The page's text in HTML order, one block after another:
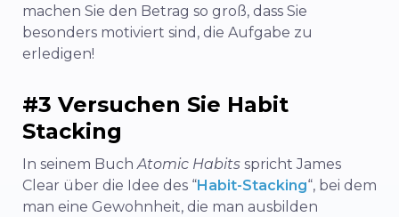
machen Sie den Betrag so groß, dass Sie
besonders motiviert sind, die Aufgabe zu
erledigen!
#3 Versuchen Sie Habit
Stacking
In seinem BuchAtomic Habits spricht James
Clear über die Idee des “Habit-Stacking“, bei dem
man eine Gewohnheit, die man ausbilden